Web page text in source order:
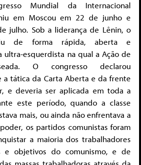
Mundial da Internacional
em Moscou em 22 de junho e
julho. Sob a liderança de Lênin, o
de forma rápida, aberta e
ultra-esquerdista na qual a Ação de
O congresso declarou
tática da Carta Aberta e da frente
e deveria ser aplicada em toda a
este período, quando a classe
mais, ou ainda não enfrentava a
os partidos comunistas foram
a maioria dos trabalhadores
e objetivos do comunismo, e de